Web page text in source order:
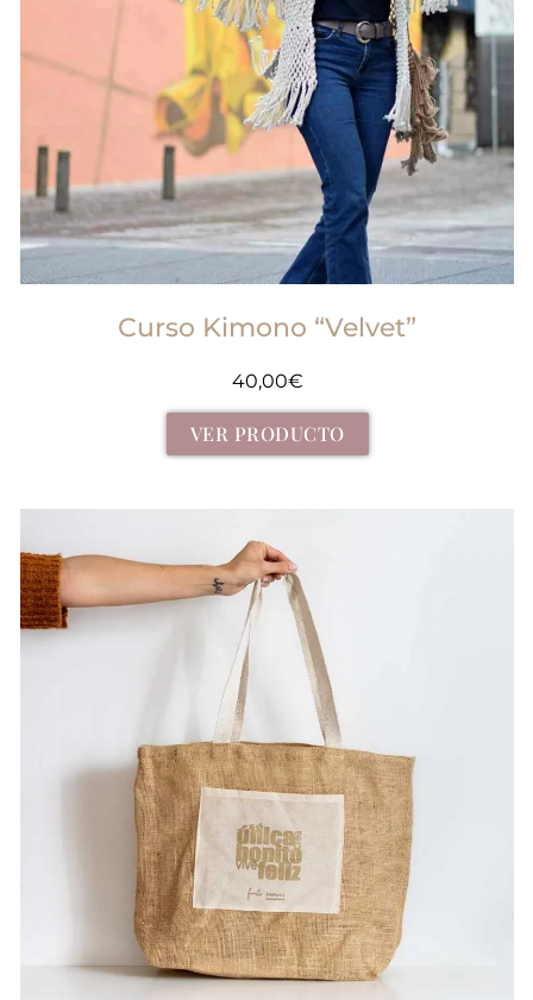
Curso Kimono “Velvet”
40,00€
VER PRODUCTO